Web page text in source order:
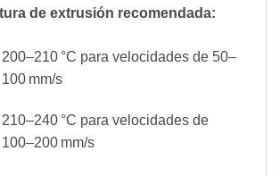
de extrusión recomendada:
200–210 °C para velocidades de 50–
100 mm/s
210–240 °C para velocidades de
100–200 mm/s